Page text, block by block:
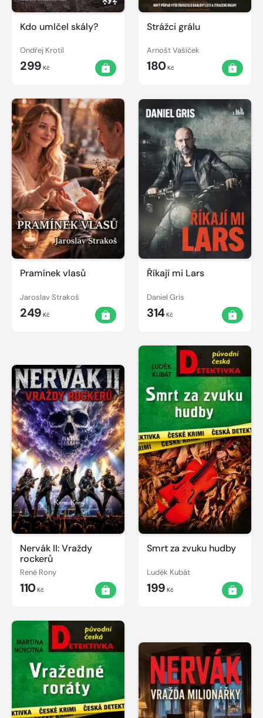
Kdo umlčel skály?
Ondřej Krotil
299 Kč
Strážci grálu
Arnošt Vašíček
180Kč
Pramínek vlasů
Jaroslav Strakoš
249 Kč
Říkají mi Lars
Daniel Gris
314Kč
Nervák II: Vraždy
rockerů
René Rony
110Kč
Smrt za zvuku hudby
Luděk Kubát
199 Kč